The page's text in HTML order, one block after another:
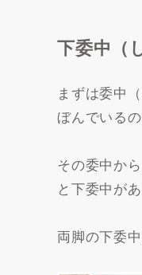
下委中（
まずは委中
ぼんでいる
その委中か
と下委中があ
両脚の下委